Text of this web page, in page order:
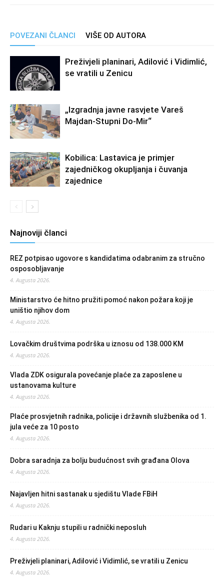
POVEZANI ČLANCI VIŠE OD AUTORA
Preživjeli planinari, Adilović i Vidimlić,
se vratili u Zenicu
„Izgradnja javne rasvjete Vareš
Majdan-Stupni Do-Mir“
Kobilica: Lastavica je primjer
zajedničkog okupljanja i čuvanja
zajednice
Najnoviji članci
REZ potpisao ugovore s kandidatima odabranim za stručno
osposobljavanje
4. Augusta 2026.
Ministarstvo će hitno pružiti pomoć nakon požara koji je
uništio njihov dom
4. Augusta 2026.
Lovačkim društvima podrška u iznosu od 138.000 KM
4. Augusta 2026.
Vlada ZDK osigurala povećanje plaće za zaposlene u
ustanovama kulture
4. Augusta 2026.
Plaće prosvjetnih radnika, policije i državnih službenika od 1.
jula veće za 10 posto
4. Augusta 2026.
Dobra saradnja za bolju budućnost svih građana Olova
4. Augusta 2026.
Najavljen hitni sastanak u sjedištu Vlade FBiH
4. Augusta 2026.
Rudari u Kaknju stupili u radnički neposluh
4. Augusta 2026.
Preživjeli planinari, Adilović i Vidimlić, se vratili u Zenicu
4. Augusta 2026.